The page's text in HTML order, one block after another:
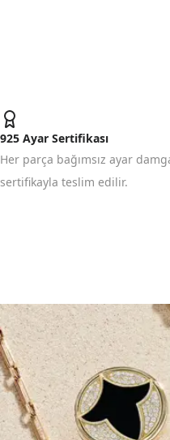
925 Ayar Sertifikası
Her parça bağımsız ayar
sertifikayla teslim edilir.